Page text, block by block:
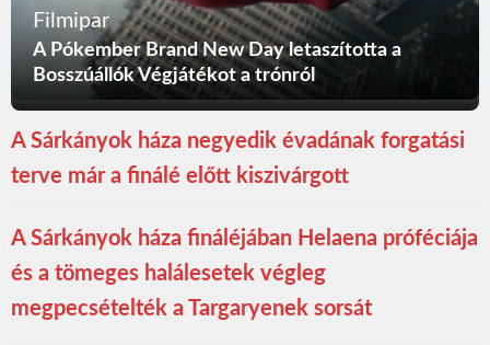
Filmipar
A Pókember Brand New Day letaszította a
Bosszúállók Végjátékot a trónról
A Sárkányok háza negyedik évadának forgatási
terve már a finálé előtt kiszivárgott
A Sárkányok háza fináléjában Helaena próféciája
és a tömeges halálesetek végleg
megpecsételték a Targaryenek sorsát